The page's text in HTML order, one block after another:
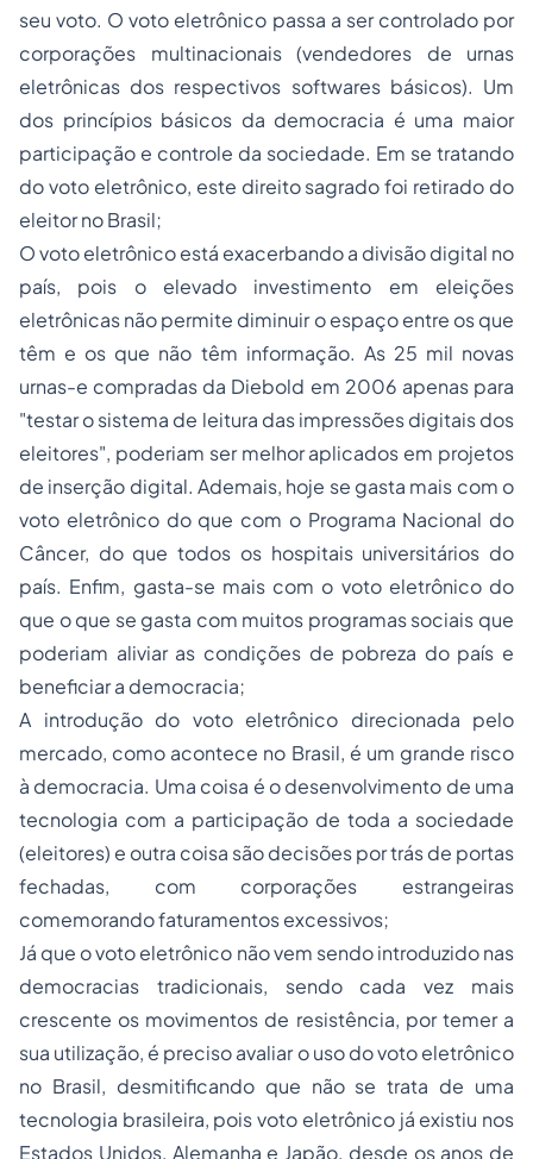
seu voto. O voto eletrônico passa a ser controlado por
corporações multinacionais (vendedores de urnas
eletrônicas dos respectivos softwares básicos). Um
dos princípios básicos da democracia é uma maior
participação e controle da sociedade. Em se tratando
do voto eletrônico, este direito sagrado foi retirado do
eleitor no Brasil;
O voto eletrônico está exacerbando a divisão digital no
país, pois o elevado investimento em eleições
eletrônicas não permite diminuir o espaço entre os que
têm e os que não têm informação. As 25 mil novas
urnas-e compradas da Diebold em 2006 apenas para
"testar o sistema de leitura das impressões digitais dos
eleitores", poderiam ser melhor aplicados em projetos
de inserção digital. Ademais, hoje se gasta mais com o
voto eletrônico do que com o Programa Nacional do
Câncer, do que todos os hospitais universitários do
país. Enfim, gasta-se mais com o voto eletrônico do
que o que se gasta com muitos programas sociais que
poderiam aliviar as condições de pobreza do país e
beneficiar a democracia;
A introdução do voto eletrônico direcionada pelo
mercado, como acontece no Brasil, é um grande risco
à democracia. Uma coisa é o desenvolvimento de uma
tecnologia com a participação de toda a sociedade
(eleitores) e outra coisa são decisões por trás de portas
fechadas, com corporações estrangeiras
comemorando faturamentos excessivos;
Já que o voto eletrônico não vem sendo introduzido nas
democracias tradicionais, sendo cada vez mais
crescente os movimentos de resistência, por temer a
sua utilização, é preciso avaliar o uso do voto eletrônico
no Brasil, desmitificando que não se trata de uma
tecnologia brasileira, pois voto eletrônico já existiu nos
Estados Unidos, Alemanha e Japão, desde os anos de